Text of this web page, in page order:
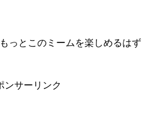
っとこのミームを楽しめるはず
ンサーリンク